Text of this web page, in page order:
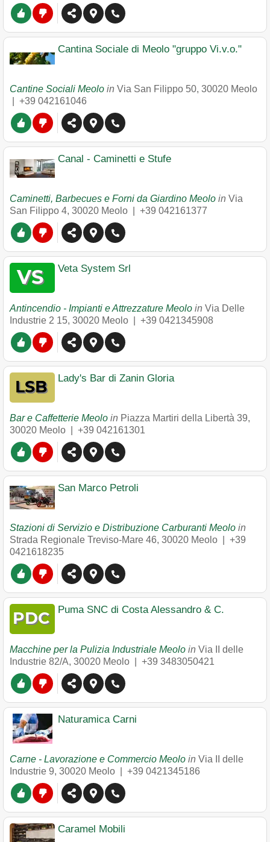
Cantina Sociale di Meolo "gruppo Vi.v.o."
Cantine Sociali Meolo in Via San Filippo 50, 30020 Meolo
+39 042161046
Canal - Caminetti e Stufe
Caminetti, Barbecues e Forni da Giardino Meolo in Via
San Filippo 4, 30020 Meolo +39 042161377
Veta System Srl
Antincendio - Impianti e Attrezzature Meolo in Via Delle
Industrie 2 15, 30020 Meolo +39 0421345908
Lady's Bar di Zanin Gloria
Bar e Caffetterie Meolo in Piazza Martiri della Libertà 39,
30020 Meolo +39 042161301
San Marco Petroli
Stazioni di Servizio e Distribuzione Carburanti Meolo in
Strada Regionale Treviso-Mare 46, 30020 Meolo
+39
0421618235
Puma SNC di Costa Alessandro & C.
Macchine per la Pulizia Industriale Meolo in Via II delle
Industrie 82/A, 30020 Meolo +39 3483050421
Naturamica Carni
Carne - Lavorazione e Commercio Meolo in Via II delle
Industrie 9, 30020 Meolo +39 0421345186
Caramel Mobili